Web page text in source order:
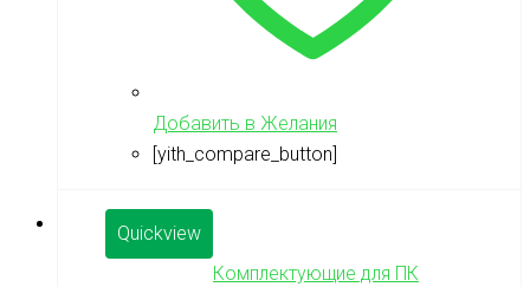
Добавить в Желания
[yith_compare_button]
Quickview
Комплектующие для ПК